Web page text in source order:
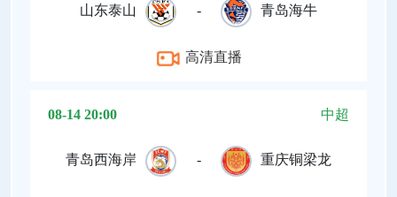
山东泰山 - 青岛海牛
高清直播
08-14 20:00 中超
青岛西海岸 - 重庆铜梁龙